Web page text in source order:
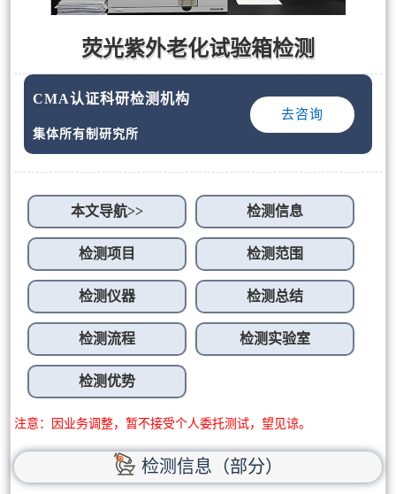
荧光紫外老化试验箱检测
CMA认证科研检测机构
集体所有制研究所
去咨询
本文导航>> 检测信息
检测项目 检测范围
检测仪器 检测总结
检测流程 检测实验室
检测优势
注意：因业务调整，暂不接受个人委托测试，望见谅。
检测信息（部分）